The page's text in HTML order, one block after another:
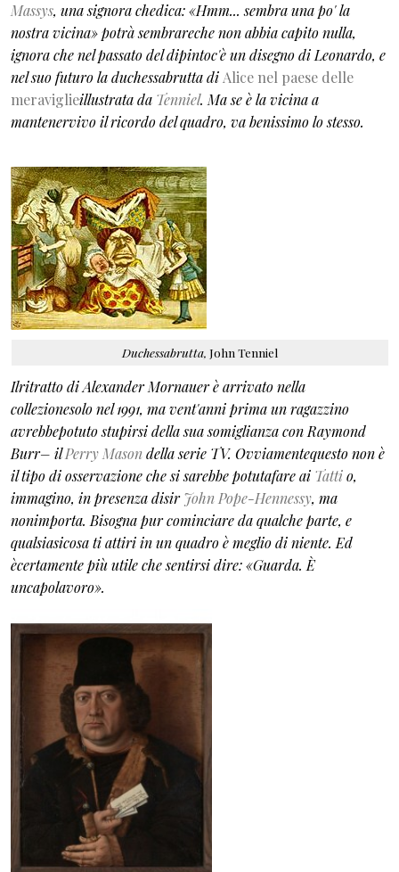
Massys, una signora chedica: «Hmm... sembra una po' la
nostra vicina» potrà sembrareche non abbia capito nulla,
ignora che nel passato del dipintoc'è un disegno di Leonardo, e
nel suo futuro la duchessabrutta diAlice nel paese delle
meraviglieillustrata da Tenniel. Ma se è la vicina a
mantenervivo il ricordo del quadro, va benissimo lo stesso.
Duchessabrutta, John Tenniel
Ilritratto di Alexander Mornauer è arrivato nella
collezionesolo nel 1991, ma vent'anni prima un ragazzino
avrebbepotuto stupirsi della sua somiglianza con Raymond
Burr– ilPerry Masondella serie TV. Ovviamentequesto non è
il tipo di osservazione che si sarebbe potutafare ai Tattio,
immagino, in presenza disirJohn Pope-Hennessy, ma
nonimporta. Bisogna pur cominciare da qualche parte, e
qualsiasicosa ti attiri in un quadro è meglio di niente. Ed
ècertamente più utile che sentirsi dire: «Guarda. È
uncapolavoro».